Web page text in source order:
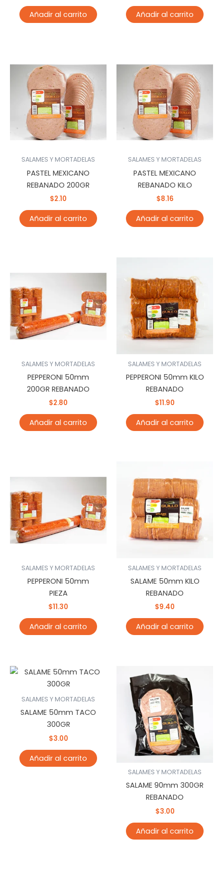
Añadir al carrito Añadir al carrito
SALAMES Y MORTADELAS
PASTEL MEXICANO
REBANADO 200GR
$2.10
Añadir al carrito
SALAMES Y MORTADELAS
PASTEL MEXICANO
REBANADO KILO
$8.16
Añadir al carrito
SALAMES Y MORTADELAS
PEPPERONI 50mm
200GR REBANADO
$2.80
Añadir al carrito
SALAMES Y MORTADELAS
PEPPERONI 50mm KILO
REBANADO
$11.90
Añadir al carrito
SALAMES Y MORTADELAS
PEPPERONI 50mm
PIEZA
$11.30
Añadir al carrito
SALAMES Y MORTADELAS
SALAME 50mm KILO
REBANADO
$9.40
Añadir al carrito
SALAMES Y MORTADELAS
SALAME 50mm TACO
300GR
$3.00
Añadir al carrito
SALAMES Y MORTADELAS
SALAME 90mm 300GR
REBANADO
$3.00
Añadir al carrito